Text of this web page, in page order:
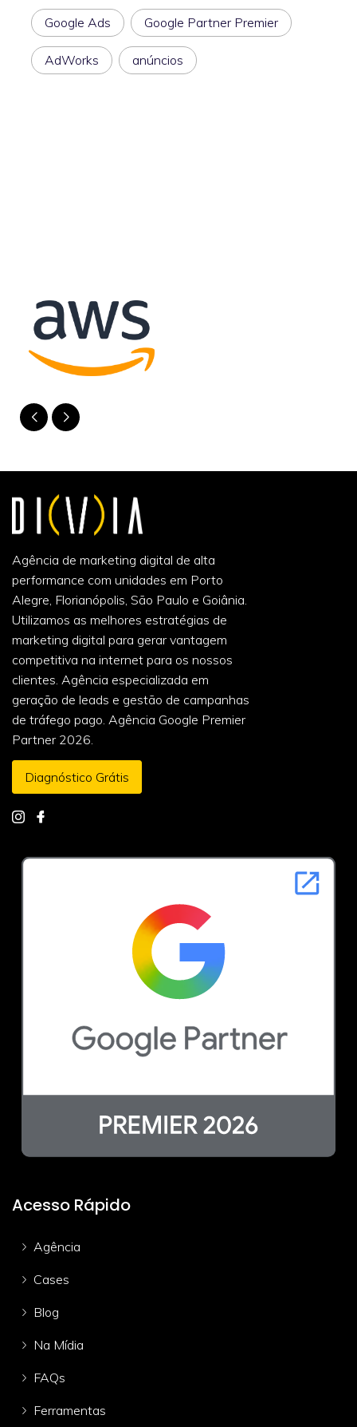
Google Ads Google Partner Premier
AdWorks anúncios
Agência de marketing digital de alta
performance com unidades em Porto
Alegre, Florianópolis, São Paulo e Goiânia.
Utilizamos as melhores estratégias de
marketing digital para gerar vantagem
competitiva na internet para os nossos
clientes. Agência especializada em
geração de leads e gestão de campanhas
de tráfego pago. Agência Google Premier
Partner 2026.
Diagnóstico Grátis
Acesso Rápido
Agência
Cases
Blog
Na Mídia
FAQs
Ferramentas